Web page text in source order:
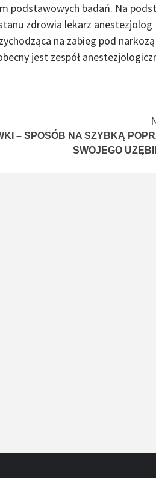
podstawowych badań. Na
zdrowia lekarz anestezjolog
na zabieg pod narkozą
jest zespół
– SPOSÓB NA SZYBKĄ
SWOJEGO